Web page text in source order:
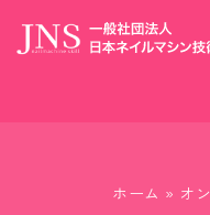
コ
ホーム » オ